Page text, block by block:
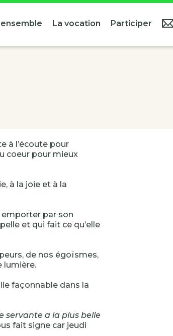
La vocation Participer
à l’écoute pour
coeur pour mieux
à la joie et à la
emporter par son
et qui fait ce qu’elle
de nos égoïsmes,
lumière.
façonnable dans la
servante a la plus belle
fait signe car jeudi